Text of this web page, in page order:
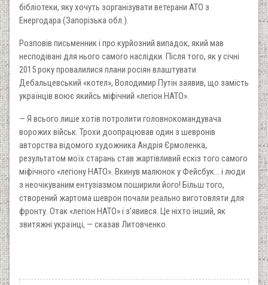
бібліотеки, яку хочуть зорганізувати ветерани АТО з
Енергодара (Запорізька обл.).
Розповів письменник і про курйозний випадок, який мав
несподівані для нього самого наслідки. Після того, як у січні
2015 року провалилися плани росіян влаштувати
Дебальцевський «котел», Володимир Путін заявив, що замість
українців воює якийсь міфічний «легіон НАТО».
— Я всього лише хотів потролити головнокомандувача
ворожих військ. Трохи доопрацював один з шевронів
авторства відомого художника Андрія Єрмоленка,
результатом моїх старань став жартівливий ескіз того самого
міфічного «легіону НАТО». Вкинув малюнок у Фейсбук… і люди
з неочікуваним ентузіазмом поширили його! Більш того,
створений жартома шеврон почали реально виготовляти для
фронту. Отак «легіон НАТО» і з’явився. Це ніхто інший, як
звитяжні українці, — сказав Литовченко.